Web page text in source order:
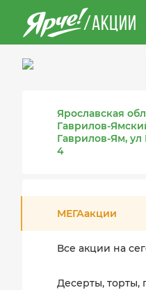
/АКЦИИ
Ярославская
Гаврилов-
Гаврилов-Ям, ул
4
МЕГАакции
Все акции на
Десерты,